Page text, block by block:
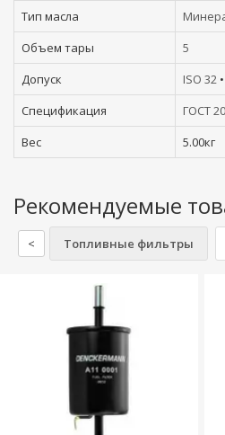
Тип масла
Объем тары
5
Допуск
ISO 32 •
Спецификация
ГОСТ
Вес
5.00кг
Рекомендуемые
< Топливные фильтры